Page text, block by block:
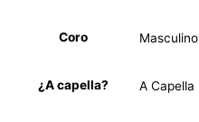
Coro Masculino
¿A capella? A Capella